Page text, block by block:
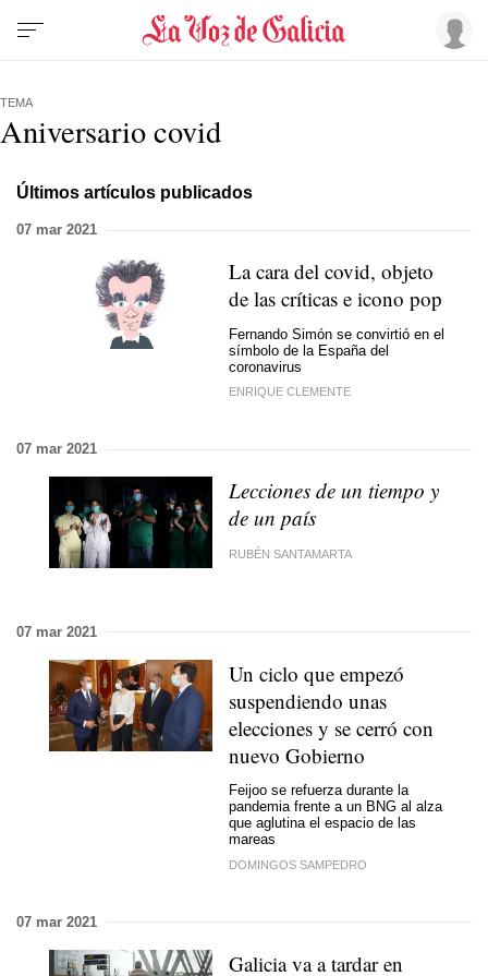
TEMA
Aniversario covid
Últimos artículos publicados
07 mar 2021
La cara del covid, objeto
de las críticas e icono pop
Fernando Simón se convirtió en el
símbolo de la España del
coronavirus
ENRIQUE CLEMENTE
07 mar 2021
Lecciones de un tiempo y
de un país
RUBÉN SANTAMARTA
07 mar 2021
Un ciclo que empezó
suspendiendo unas
elecciones y se cerró con
nuevo Gobierno
Feijoo se refuerza durante la
pandemia frente a un BNG al alza
que aglutina el espacio de las
mareas
DOMINGOS SAMPEDRO
07 mar 2021
Galicia va a tardar en